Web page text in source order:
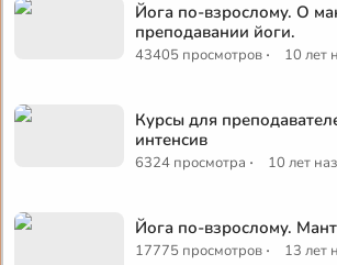
Йога по-взрослому. О
преподавании йоги.
43405 просмотров · 10 лет
Курсы для
интенсив
6324 просмотра · 10 лет
Йога по-взрослому.
17775 просмотров · 13 лет